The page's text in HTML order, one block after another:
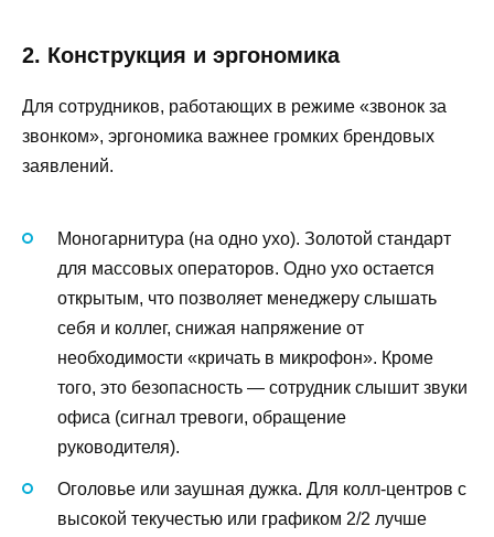
2. Конструкция и эргономика
Для сотрудников, работающих в режиме «звонок за
звонком», эргономика важнее громких брендовых
заявлений.
Моногарнитура (на одно ухо). Золотой стандарт
для массовых операторов. Одно ухо остается
открытым, что позволяет менеджеру слышать
себя и коллег, снижая напряжение от
необходимости «кричать в микрофон». Кроме
того, это безопасность — сотрудник слышит звуки
офиса (сигнал тревоги, обращение
руководителя).
Оголовье или заушная дужка. Для колл-центров с
высокой текучестью или графиком 2/2 лучше